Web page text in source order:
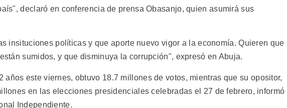
declaró en conferencia de prensa Obasanjo, quien asumirá sus
insituciones políticas y que aporte nuevo vigor a la economía. Quieren que
sumidos, y que disminuya la corrupción", expresó en Abuja.
años este viernes, obtuvo 18.7 millones de votos, mientras que su opositor,
en las elecciones presidenciales celebradas el 27 de febrero, informó
Independiente.